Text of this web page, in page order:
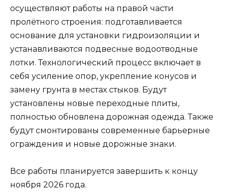
осуществляют работы на правой части
пролётного строения: подготавливается
основание для установки гидроизоляции и
устанавливаются подвесные водоотводные
лотки. Технологический процесс включает в
себя усиление опор, укрепление конусов и
замену грунта в местах стыков. Будут
установлены новые переходные плиты,
полностью обновлена дорожная одежда. Также
будут смонтированы современные барьерные
ограждения и новые дорожные знаки.
Все работы планируется завершить к концу
ноября 2026 года.